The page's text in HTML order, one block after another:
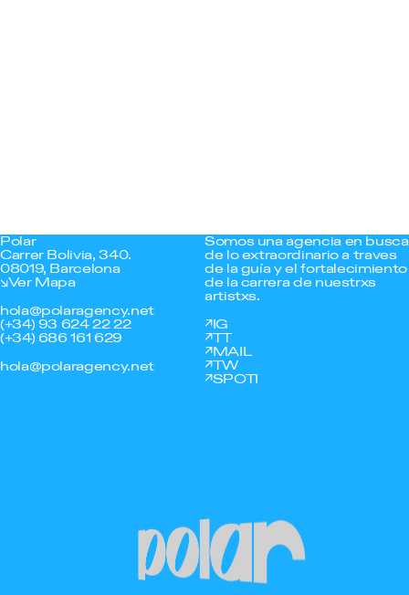
Polar
Carrer Bolivia, 340.
08019, Barcelona
Ver Mapa
hola@polaragency.net
(+34) 93 624 22 22
(+34) 686 161 629
hola@polaragency.net
Somos una agencia en busca
de lo extraordinario a traves
de la guía y el fortalecimiento
de la carrera de nuestrxs
artistxs.
IG
TT
MAIL
TW
SPOTI